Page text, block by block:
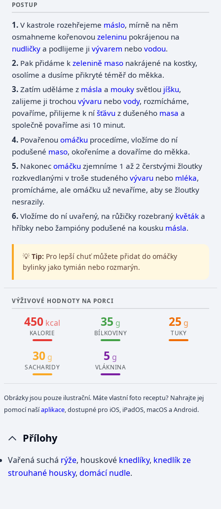
POSTUP
V kastrole rozehřejeme máslo, mírně na něm
osmahneme kořenovouzeleninu pokrájenou na
nudličky a podlijeme jivývarem nebovodou.
Pak přidáme kzelenině maso nakrájené na kostky,
osolíme a dusíme přikryté téměř do měkka.
Zatím uděláme z másla a mouky světlou jíšku,
zalijeme ji trochouvývaru nebovody, rozmícháme,
povaříme, přilijeme k níšťávu z dušeného masa a
společně povaříme asi 10 minut.
Povařenouomáčku procedíme, vložíme do ní
podušené maso, okořeníme a dovaříme do měkka.
Nakonecomáčku zjemníme 1 až 2 čerstvými žloutky
rozkvedlanými v troše studenéhovývaru nebo mléka,
promícháme, ale omáčku už nevaříme, aby se žloutky
nesrazily.
Vložíme do ní uvařený, na růžičky rozebraný květák a
hříbky nebo žampióny podušené na kousku másla.
💡 Tip: Pro lepší chuť můžete přidat do omáčky
bylinky jako tymián nebo rozmarýn.
VÝŽIVOVÉ HODNOTY NA PORCI
450 kcal
KALORIE
35 g
BÍLKOVINY
25 g
TUKY
30g
SACHARIDY
5 g
VLÁKNINA
Obrázky jsou pouze ilustrační. Máte vlastní foto receptu? Nahrajte jej
pomocí našíaplikace, dostupné pro iOS, iPadOS, macOS a Android.
Přílohy
Vařená suchá rýže, houskové knedlíky, knedlík ze
strouhané housky, domácí nudle.